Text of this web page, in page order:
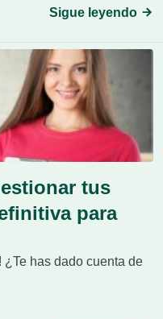
Sigue leyendo
tus
para
¿Te has dado cuenta de